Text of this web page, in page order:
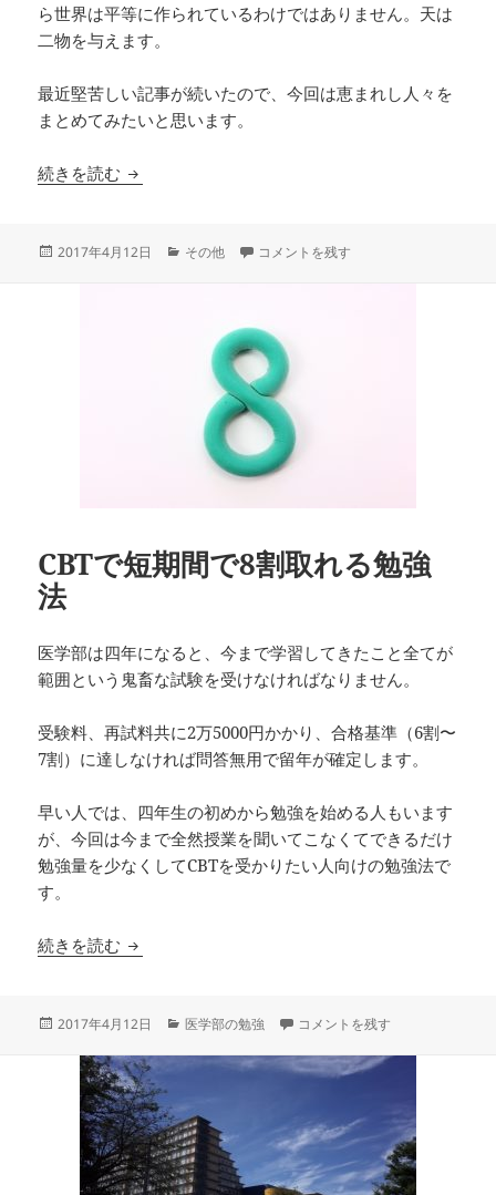
ら世界は平等に作られているわけではありません。天は
二物を与えます。
最近堅苦しい記事が続いたので、今回は恵まれし人々を
まとめてみたいと思います。
続きを読む 医学部のイケメンまとめ
投
2017年4月12日
カ
その他 医学部のイケメンまとめ に
コメントを残す
CBTで短期間で8割取れる勉強
法
医学部は四年になると、今まで学習してきたこと全てが
範囲という鬼畜な試験を受けなければなりません。
受験料、再試料共に2万5000円かかり、合格基準（6割〜
7割）に達しなければ問答無用で留年が確定します。
早い人では、四年生の初めから勉強を始める人もいます
が、今回は今まで全然授業を聞いてこなくてできるだけ
勉強量を少なくしてCBTを受かりたい人向けの勉強法で
す。
続きを読む CBTで短期間で8割取れる勉強法
投
2017年4月12日
カ
ー
医学部の勉強 CBTで短期間で8割取れる勉強法
コメントを残す